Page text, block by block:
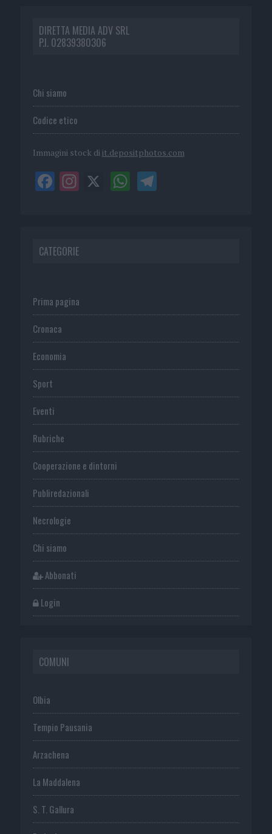
DIRETTA MEDIA ADV SRL
P.I. 02839380306
Chi siamo
Codice etico
Immagini stock di it.depositphotos.com
CATEGORIE
Prima pagina
Cronaca
Economia
Sport
Eventi
Rubriche
Cooperazione e dintorni
Publiredazionali
Necrologie
Chi siamo
Abbonati
Login
COMUNI
Olbia
Tempio Pausania
Arzachena
La Maddalena
S. T. Gallura